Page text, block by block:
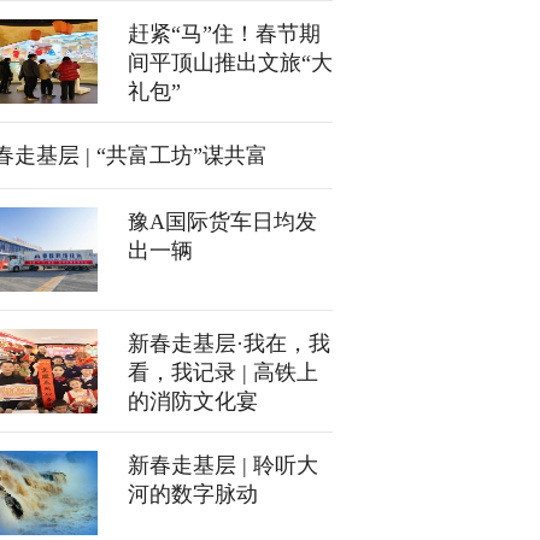
赶紧“马”住！春节期
间平顶山推出文旅“大
礼包”
走基层 | “共富工坊”谋共富
豫A国际货车日均发
出一辆
新春走基层·我在，我
看，我记录 | 高铁上
的消防文化宴
新春走基层 | 聆听大
河的数字脉动